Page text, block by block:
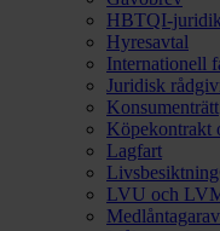
HBTQI-juridik
Hyresavtal
Internationell
Juridisk
Konsumenträtt
Köpekontrakt
Lagfart
LVU och